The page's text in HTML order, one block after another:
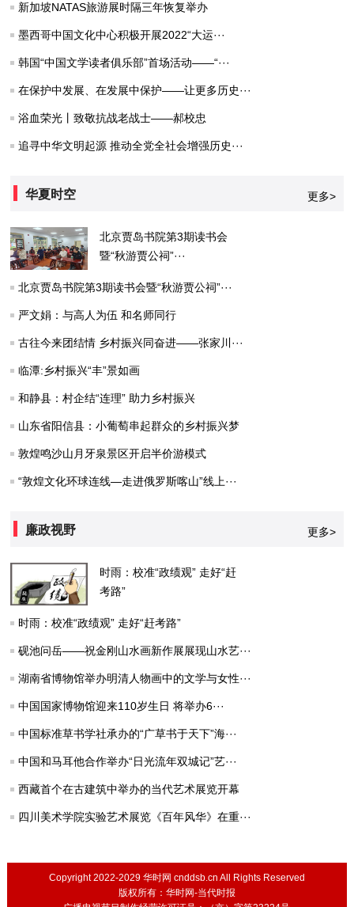
新加坡NATAS旅游展时隔三年恢复举办
墨西哥中国文化中心积极开展2022“大运···
韩国“中国文学读者俱乐部”首场活动——“···
在保护中发展、在发展中保护——让更多历史···
浴血荣光丨致敬抗战老战士——郝校忠
追寻中华文明起源 推动全党全社会增强历史···
华夏时空 更多>
北京贾岛书院第3期读书会
暨“秋游贾公祠”···
北京贾岛书院第3期读书会暨“秋游贾公祠”···
严文娟：与高人为伍 和名师同行
古往今来团结情 乡村振兴同奋进——张家川···
临潭:乡村振兴“丰”景如画
和静县：村企结“连理” 助力乡村振兴
山东省阳信县：小葡萄串起群众的乡村振兴梦
敦煌鸣沙山月牙泉景区开启半价游模式
“敦煌文化环球连线—走进俄罗斯喀山”线上···
廉政视野 更多>
时雨：校准“政绩观” 走好“赶
考路”
时雨：校准“政绩观” 走好“赶考路”
砚池问岳——祝金刚山水画新作展展现山水艺···
湖南省博物馆举办明清人物画中的文学与女性···
中国国家博物馆迎来110岁生日 将举办6···
中国标准草书学社承办的“广草书于天下”海···
中国和马耳他合作举办“日光流年双城记”艺···
西藏首个在古建筑中举办的当代艺术展览开幕
四川美术学院实验艺术展览《百年风华》在重···
Copyright 2022-2029 华时网 cnddsb.cn All Rights Reserved
版权所有：华时网-当代时报